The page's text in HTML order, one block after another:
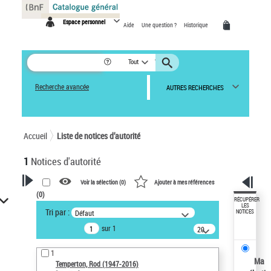
Espace personnel Aide Une question ? Historique
Tout
Recherche avancée AUTRES RECHERCHES
Accueil Liste de notices d’autorité
1 Notices d'autorité
VOTRE RECHERCHE
Recherche avancée dans les
notices d’autorité
Œuvres liées à l'auteur :
Temperton, Rod (1947-2016)
Voir la sélection (0) Ajouter à mes références
(0)
Tri par : Défaut
sur 1
20
résultats/page
1
Temperton, Rod (1947-2016)
RÉCUPÉRER
LES
NOTICES
Ma
Panneau de gestion des cookies